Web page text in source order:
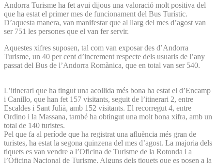
Andorra Turisme ha fet avui dijous una valoració molt positiva del
que ha estat el primer mes de funcionament del Bus Turístic.
D’aquesta manera, van manifestar que al llarg del mes d’agost van
ser 751 les persones que el van fer servir.
Aquestes xifres suposen, tal com van exposar des d’Andorra
Turisme, un 40 per cent d’increment respecte dels usuaris de l’any
passat del Bus de l’Andorra Romànica, que en total van ser 540.
L’itinerari que ha tingut una acollida més bona ha estat el d’Encamp
i Canillo, que han fet 157 visitants, seguit de l’itinerari 2, entre
Escaldes i Sant Julià, amb 152 visitants. El recorregut 4, entre
Ordino i la Massana, també ha obtingut una molt bona xifra, amb un
total de 140 turistes.
Pel que fa al període que ha registrat una afluència més gran de
turistes, ha estat la segona quinzena del mes d’agost. La majoria dels
tiquets es van vendre a l’Oficina de Turisme de la Rotonda i a
l’Oficina Nacional de Turisme. Alguns dels tiquets que es posen a la